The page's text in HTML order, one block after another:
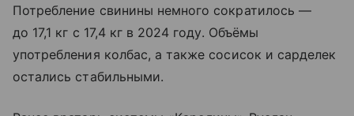
Потребление свинины немного сократилось —
до 17,1 кг с 17,4 кг в 2024 году. Объёмы
употребления колбас, а также сосисок и сарделек
остались стабильными.